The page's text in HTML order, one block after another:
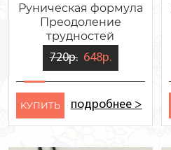
Руническая формула
Преодоление
трудностей
720р. 648р.
KУПИТЬ подробнее >